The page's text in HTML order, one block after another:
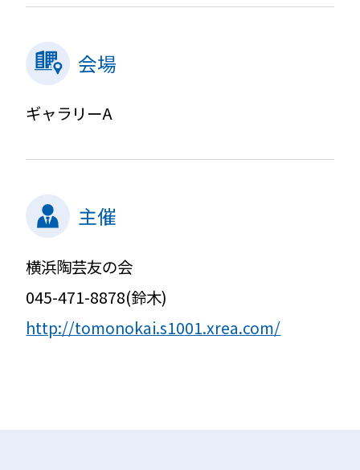
会場
ギャラリーA
主催
横浜陶芸友の会
045-471-8878(鈴木)
http://tomonokai.s1001.xrea.com/